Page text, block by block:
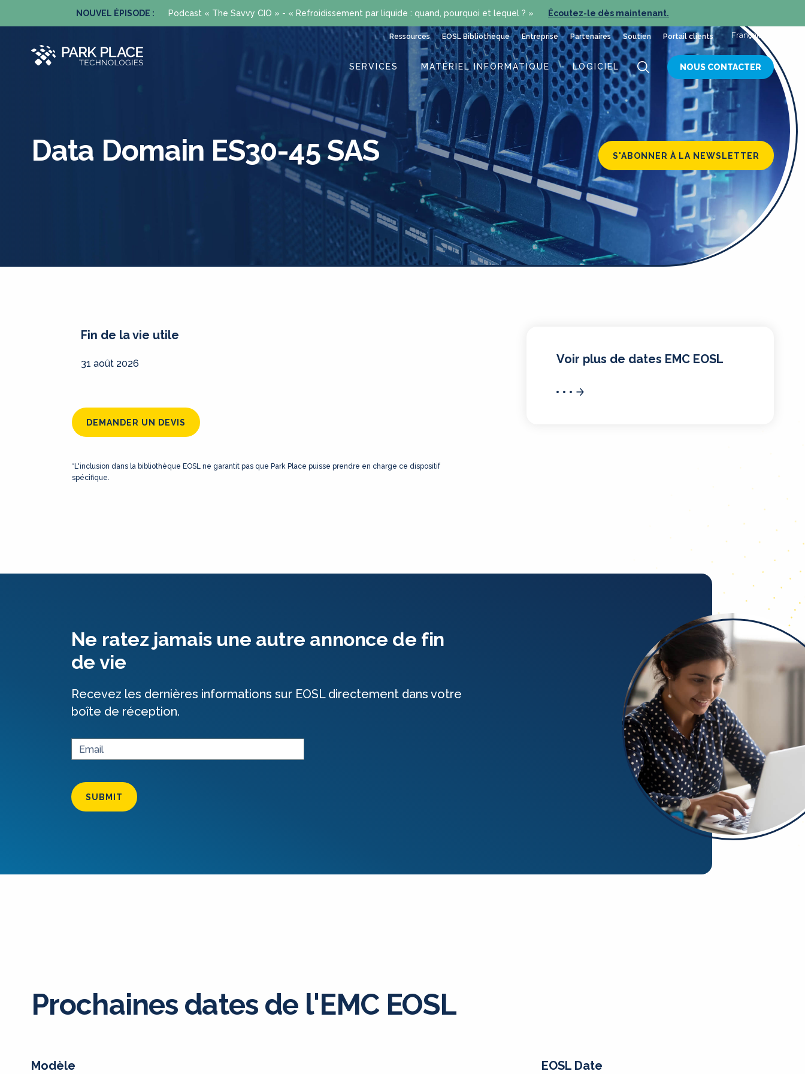
NOUVEL ÉPISODE : Podcast « The Savvy CIO » - « Refroidissement par liquide : quand, pourquoi et lequel ? » Écoutez-le dès maintenant.
Ressources EOSL Bibliothèque Entreprise Partenaires Soutien Portail clients Français
SERVICES MATÉRIEL INFORMATIQUE LOGICIEL NOUS CONTACTER
S'ABONNER À LA NEWSLETTER
Data Domain ES30-45 SAS
Fin de la vie utile
31 août 2026
DEMANDER UN DEVIS
*L'inclusion dans la bibliothèque EOSL ne garantit pas que Park Place puisse prendre en charge ce dispositif
spécifique.
Voir plus de dates EMC EOSL
Ne ratez jamais une autre annonce de fin
de vie
Recevez les dernières informations sur EOSL directement dans votre
boîte de réception.
SUBMIT
Prochaines dates de l'EMC EOSL
Modèle EOSL Date